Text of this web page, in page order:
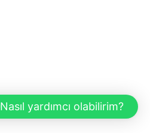
Nasıl yardımcı olabilirim?